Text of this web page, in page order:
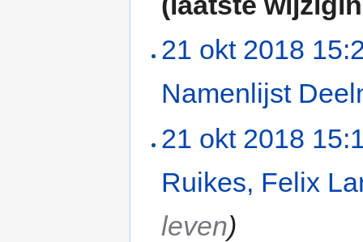
21 okt 2018
Namenlijst
21 okt 2018
Ruikes, Felix
leven)